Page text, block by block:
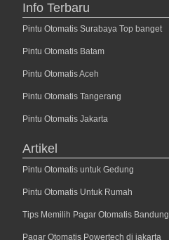
Info Terbaru
Pintu Otomatis Surabaya Top banget
Pintu Otomatis Batam
Pintu Otomatis Aceh
Pintu Otomatis Tangerang
Pintu Otomatis Jakarta
Artikel
Pintu Otomatis untuk Gedung
Pintu Otomatis Untuk Rumah
Tips Memilih Pagar Otomatis Bandung
Pagar Otomatis Powertech di jakarta